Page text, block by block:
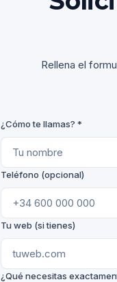
Rellena el
¿Cómo te llamas? *
Teléfono (opcional)
Tu web (si tienes)
¿Qué necesitas